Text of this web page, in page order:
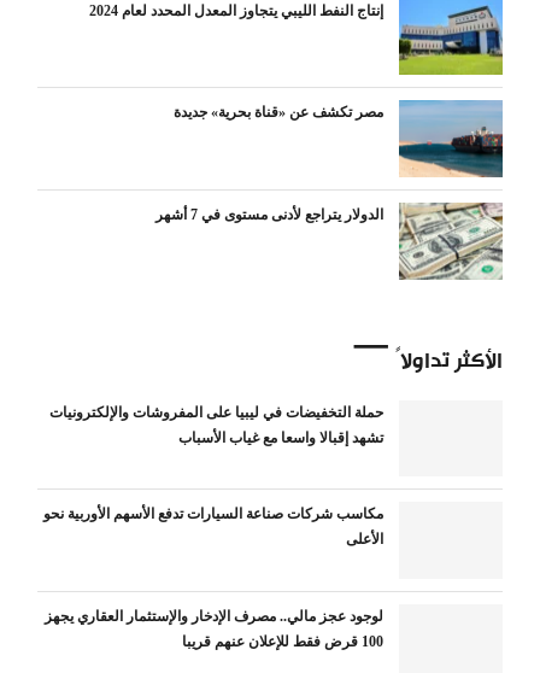
إنتاج النفط الليبي يتجاوز المعدل المحدد لعام 2024
مصر تكشف عن «قناة بحرية» جديدة
الدولار يتراجع لأدنى مستوى في 7 أشهر
الأكثر تداولاً
حملة التخفيضات في ليبيا على المفروشات والإلكترونيات
تشهد إقبالا واسعا مع غياب الأسباب
مكاسب شركات صناعة السيارات تدفع الأسهم الأوربية نحو
الأعلى
لوجود عجز مالي.. مصرف الإدخار والإستثمار العقاري يجهز
100 قرض فقط للإعلان عنهم قريبا